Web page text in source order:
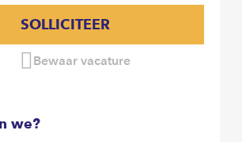
SOLLICITEER
Bewaar vacature
we?